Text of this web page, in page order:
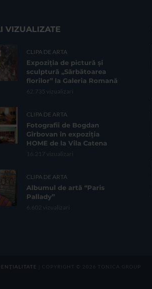
VIZUALIZATE
CLIPA DE ARTA
Expoziția de pictură și
sculptură „Sărbătoarea
florilor” la Galeria Romană
62.735 vizualizari
CLIPA DE ARTA
Fotografii de Bogdan
Gîrbovan în expoziția
HOME de la Vila Catena
16.217 vizualizari
CLIPA DE ARTA
Albumul de artă “Paris
Pallady”
6.602 vizualizari
| COPYRIGHT © 2026 TONICA GROUP